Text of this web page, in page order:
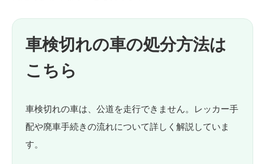
車検切れの車の処分方法は
こちら
車検切れの車は、公道を走行できません。レッカー手
配や廃車手続きの流れについて詳しく解説していま
す。